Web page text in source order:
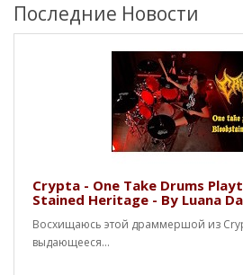
Последние Новости
Crypta - One Take Drums
Stained Heritage - By Luana
Восхищаюсь этой драммершой из
выдающееся...